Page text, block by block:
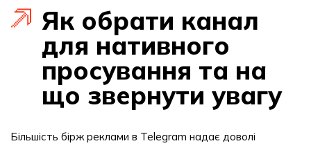
Як обрати канал
для нативного
просування та на
що звернути увагу
Більшість бірж реклами в Telegram надає доволі